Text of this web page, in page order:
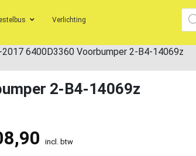
Verlichting
6400D3360 Voorbumper 2-B4-14069z
2-B4-14069z
incl. btw